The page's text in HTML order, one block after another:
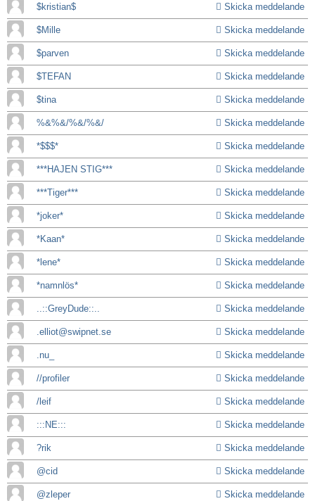
$kristian$ Skicka meddelande
$Mille Skicka meddelande
$parven Skicka meddelande
$TEFAN Skicka meddelande
$tina Skicka meddelande
%&%&/%&/%&/ Skicka meddelande
*$$$* Skicka meddelande
***HAJEN STIG*** Skicka meddelande
***Tiger*** Skicka meddelande
*joker* Skicka meddelande
*Kaan* Skicka meddelande
*lene* Skicka meddelande
*namnlös* Skicka meddelande
..::GreyDude::.. Skicka meddelande
.elliot@swipnet.se Skicka meddelande
.nu_ Skicka meddelande
//profiler Skicka meddelande
/leif Skicka meddelande
:::NE::: Skicka meddelande
?rik Skicka meddelande
@cid Skicka meddelande
@zleper Skicka meddelande